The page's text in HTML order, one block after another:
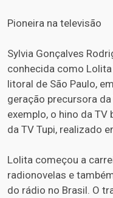
Pioneira na televisão
Sylvia Gonçalves
conhecida como
litoral de São Paulo,
geração precursora
exemplo, o hino da
da TV Tupi, realizado
Lolita começou a
radionovelas e
do rádio no Brasil. O